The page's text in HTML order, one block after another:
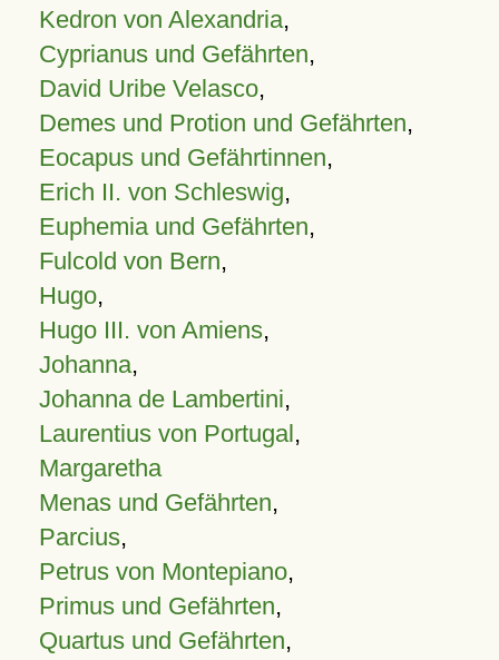
Kedron von Alexandria,
Cyprianus und Gefährten,
David Uribe Velasco,
Demes und Protion und Gefährten,
Eocapus und Gefährtinnen,
Erich II. von Schleswig,
Euphemia und Gefährten,
Fulcold von Bern,
Hugo,
Hugo III. von Amiens,
Johanna,
Johanna de Lambertini,
Laurentius von Portugal,
Margaretha
Menas und Gefährten,
Parcius,
Petrus von Montepiano,
Primus und Gefährten,
Quartus und Gefährten,